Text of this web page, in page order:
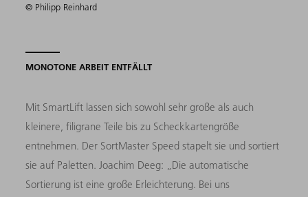
© Philipp Reinhard
MONOTONE ARBEIT ENTFÄLLT
Mit SmartLift lassen sich sowohl sehr große als auch
kleinere, filigrane Teile bis zu Scheckkartengröße
entnehmen. Der SortMaster Speed stapelt sie und sortiert
sie auf Paletten. Joachim Deeg: „Die automatische
Sortierung ist eine große Erleichterung. Bei uns